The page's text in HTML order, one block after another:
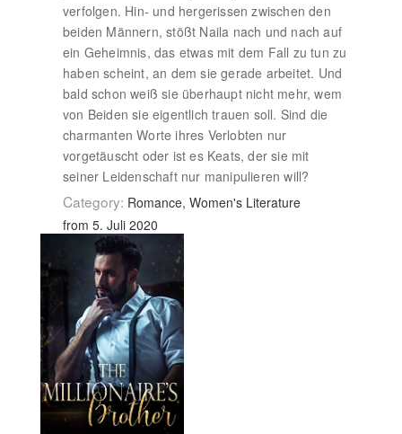
verfolgen. Hin- und hergerissen zwischen den
beiden Männern, stößt Naila nach und nach auf
ein Geheimnis, das etwas mit dem Fall zu tun zu
haben scheint, an dem sie gerade arbeitet. Und
bald schon weiß sie überhaupt nicht mehr, wem
von Beiden sie eigentlich trauen soll. Sind die
charmanten Worte ihres Verlobten nur
vorgetäuscht oder ist es Keats, der sie mit
seiner Leidenschaft nur manipulieren will?
Category: Romance, Women's Literature
from 5. Juli 2020